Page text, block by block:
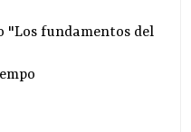
"Los fundamentos del